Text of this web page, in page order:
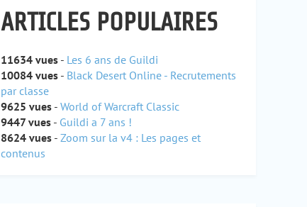
ARTICLES POPULAIRES
11634 vues - Les 6 ans de Guildi
10084 vues - Black Desert Online - Recrutements
par classe
9625 vues - World of Warcraft Classic
9447 vues - Guildi a 7 ans !
8624 vues - Zoom sur la v4 : Les pages et
contenus